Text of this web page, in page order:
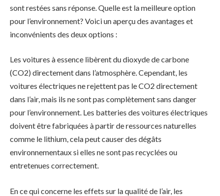
sont restées sans réponse. Quelle est la meilleure option
pour l’environnement? Voici un aperçu des avantages et
inconvénients des deux options :
Les voitures à essence libèrent du dioxyde de carbone
(CO2) directement dans l’atmosphère. Cependant, les
voitures électriques ne rejettent pas le CO2 directement
dans l’air, mais ils ne sont pas complètement sans danger
pour l’environnement. Les batteries des voitures électriques
doivent être fabriquées à partir de ressources naturelles
comme le lithium, cela peut causer des dégâts
environnementaux si elles ne sont pas recyclées ou
entretenues correctement.
En ce qui concerne les effets sur la qualité de l’air, les